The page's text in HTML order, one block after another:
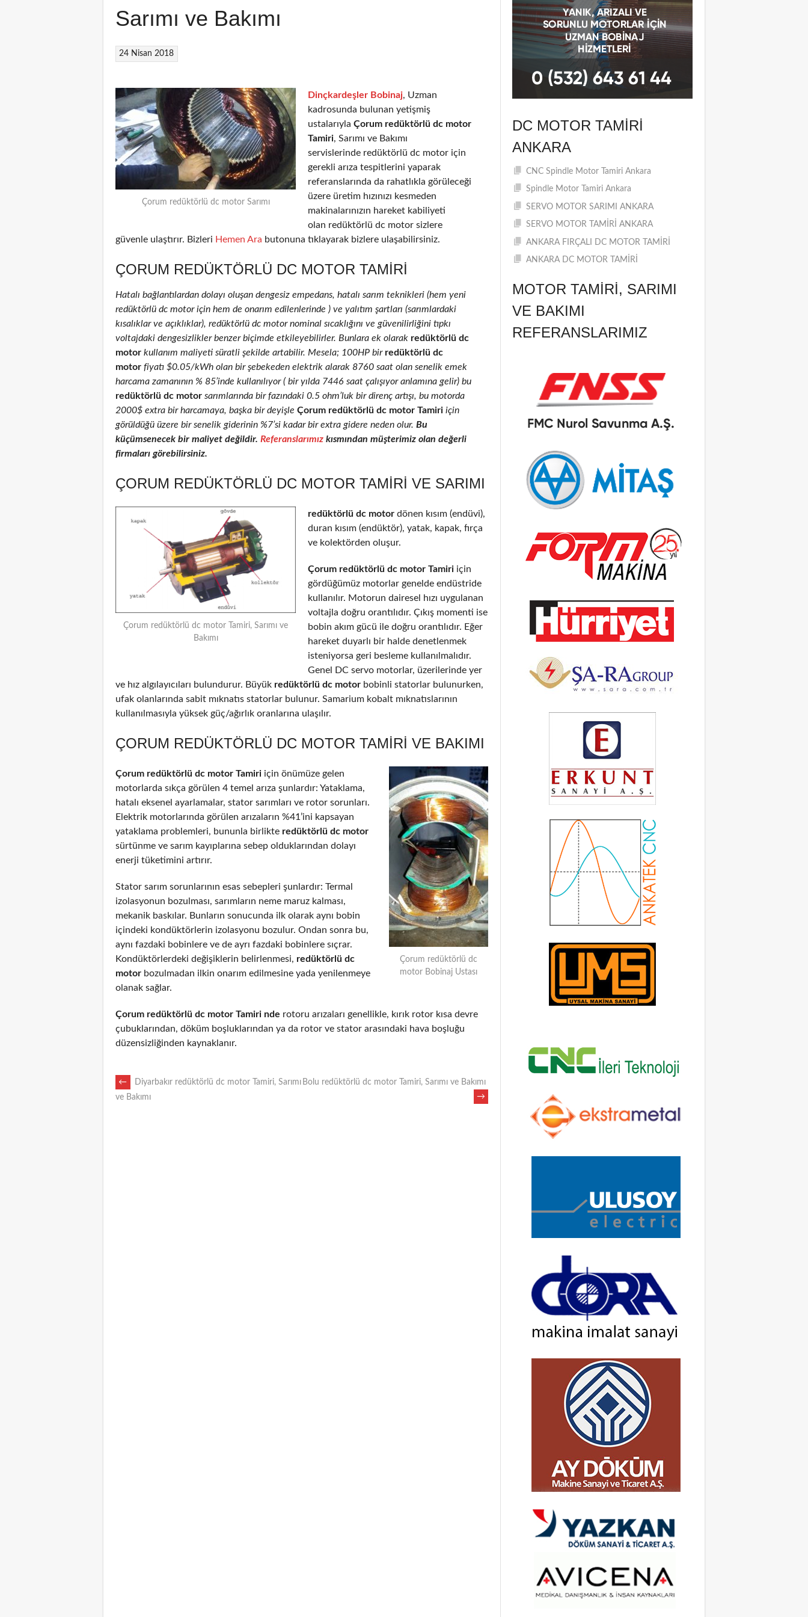
Sarımı ve Bakımı
24 Nisan 2018
Çorum redüktörlü dc motor Sarımı
Dinçkardeşler Bobinaj, Uzman
kadrosunda bulunan yetişmiş
ustalarıyla Çorum redüktörlü dc motor
Tamiri, Sarımı ve Bakımı
servislerinde redüktörlü dc motor için
gerekli arıza tespitlerini yaparak
referanslarında da rahatlıkla görüleceği
üzere üretim hızınızı kesmeden
makinalarınızın hareket kabiliyeti
olan redüktörlü dc motor sizlere
güvenle ulaştırır. Bizleri Hemen Ara butonuna tıklayarak bizlere ulaşabilirsiniz.
ÇORUM REDÜKTÖRLÜ DC MOTOR TAMIRI
Hatalı bağlantılardan dolayı oluşan dengesiz empedans, hatalı sarım teknikleri (hem yeni
redüktörlü dc motor için hem de onarım edilenlerinde ) ve yalıtım şartları (sarımlardaki
kısalıklar ve açıklıklar), redüktörlü dc motor nominal sıcaklığını ve güvenilirliğini tıpkı
voltajdaki dengesizlikler benzer biçimde etkileyebilirler. Bunlara ek olarak redüktörlü dc
motor kullanım maliyeti süratli şekilde artabilir. Mesela; 100HP birredüktörlü dc
motor fiyatı $0.05/kWh olan bir şebekeden elektrik alarak 8760 saat olan senelik emek
harcama zamanının % 85’inde kullanılıyor ( bir yılda 7446 saat çalışıyor anlamına gelir) bu
redüktörlü dc motor sarımlarında bir fazındaki 0.5 ohm’luk bir direnç artışı, bu motorda
2000$ extra bir harcamaya, başka bir deyişle Çorum redüktörlü dc motor Tamiri için
görüldüğü üzere bir senelik giderinin %7’si kadar bir extra gidere neden olur. Bu
küçümsenecek bir maliyet değildir. Referanslarımız kısmından müşterimiz olan değerli
firmaları görebilirsiniz.
ÇORUM REDÜKTÖRLÜ DC MOTOR TAMIRI VE SARIMI
Çorum redüktörlü dc motor Tamiri, Sarımı ve
Bakımı
redüktörlü dc motor dönen kısım (endüvi),
duran kısım (endüktör), yatak, kapak, fırça
ve kolektörden oluşur.
Çorum redüktörlü dc motor Tamiri için
gördüğümüz motorlar genelde endüstride
kullanılır. Motorun dairesel hızı uygulanan
voltajla doğru orantılıdır. Çıkış momenti ise
bobin akım gücü ile doğru orantılıdır. Eğer
hareket duyarlı bir halde denetlenmek
isteniyorsa geri besleme kullanılmalıdır.
Genel DC servo motorlar, üzerilerinde yer
ve hız algılayıcıları bulundurur. Büyük redüktörlü dc motor bobinli statorlar bulunurken,
ufak olanlarında sabit mıknatıs statorlar bulunur. Samarium kobalt mıknatıslarının
kullanılmasıyla yüksek güç/ağırlık oranlarına ulaşılır.
ÇORUM REDÜKTÖRLÜ DC MOTOR TAMIRI VE BAKIMI
Çorum redüktörlü dc
motor Bobinaj Ustası
Çorum redüktörlü dc motor Tamiri için önümüze gelen
motorlarda sıkça görülen 4 temel arıza şunlardır: Yataklama,
hatalı eksenel ayarlamalar, stator sarımları ve rotor sorunları.
Elektrik motorlarında görülen arızaların %41’ini kapsayan
yataklama problemleri, bununla birlikte redüktörlü dc motor
sürtünme ve sarım kayıplarına sebep olduklarından dolayı
enerji tüketimini artırır.
Stator sarım sorunlarının esas sebepleri şunlardır: Termal
izolasyonun bozulması, sarımların neme maruz kalması,
mekanik baskılar. Bunların sonucunda ilk olarak aynı bobin
içindeki kondüktörlerin izolasyonu bozulur. Ondan sonra bu,
aynı fazdaki bobinlere ve de ayrı fazdaki bobinlere sıçrar.
Kondüktörlerdeki değişiklerin belirlenmesi, redüktörlü dc
motor bozulmadan ilkin onarım edilmesine yada yenilenmeye
olanak sağlar.
Çorum redüktörlü dc motor Tamiri nde rotoru arızaları genellikle, kırık rotor kısa devre
çubuklarından, döküm boşluklarından ya da rotor ve stator arasındaki hava boşluğu
düzensizliğinden kaynaklanır.
POST
←
Diyarbakır redüktörlü dc motor Tamiri, Sarımı
ve Bakımı
Bolu redüktörlü dc motor Tamiri, Sarımı ve Bakımı
→
DC MOTOR TAMIRI
ANKARA
CNC Spindle Motor Tamiri Ankara
Spindle Motor Tamiri Ankara
SERVO MOTOR SARIMI ANKARA
SERVO MOTOR TAMİRİ ANKARA
ANKARA FIRÇALI DC MOTOR TAMİRİ
ANKARA DC MOTOR TAMİRİ
MOTOR TAMIRI, SARIMI
VE BAKIMI
REFERANSLARIMIZ